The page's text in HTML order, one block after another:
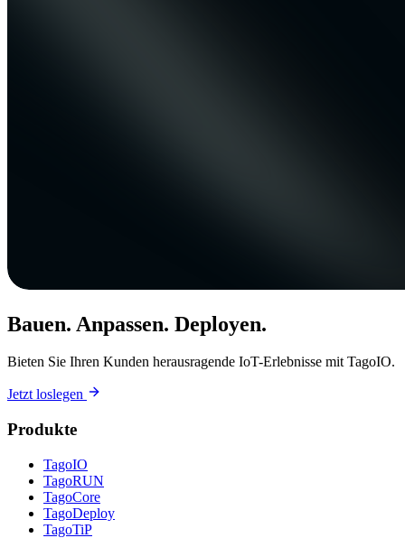
Bauen. Anpassen. Deployen.
Bieten Sie Ihren Kunden herausragende IoT-Erlebnisse mit TagoIO.
Jetzt loslegen
Produkte
TagoIO
TagoRUN
TagoCore
TagoDeploy
TagoTiP